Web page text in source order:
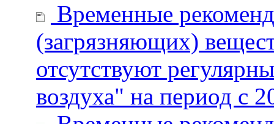
Временные
(загрязняющих)
отсутствуют
воздуха" на период с